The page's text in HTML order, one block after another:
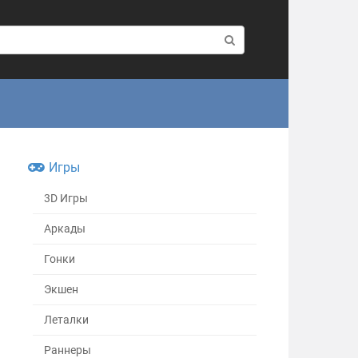
Игры
3D Игры
Аркады
Гонки
Экшен
Леталки
Раннеры